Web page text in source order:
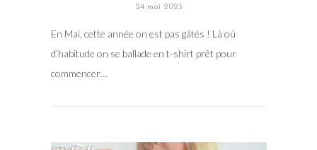
24 mai 2023
En Mai, cette année on est pas gâtés ! Là où
d’habitude on se ballade en t-shirt prêt pour
commencer…